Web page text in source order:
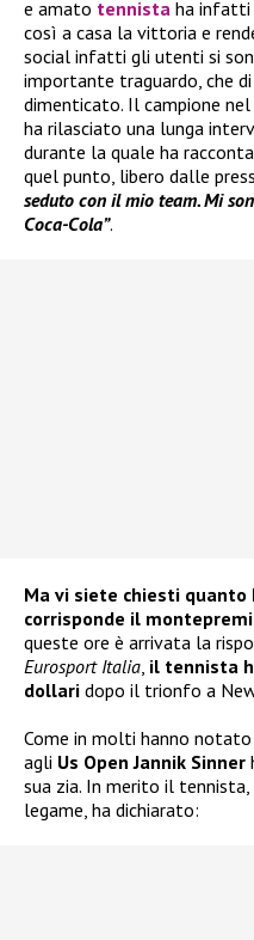
e amato tennista ha infatti
così a casa la vittoria e
social infatti gli utenti si
importante traguardo, che
dimenticato. Il campione
ha rilasciato una lunga
durante la quale ha
quel punto, libero dalle
seduto con il mio team. Mi
Coca-Cola”.
Ma vi siete chiesti quanto
corrisponde il
queste ore è arrivata la
Eurosport Italia, il tennista
dollari dopo il trionfo a
Come in molti hanno
agli Us Open Jannik Sinner
sua zia. In merito il
legame, ha dichiarato: